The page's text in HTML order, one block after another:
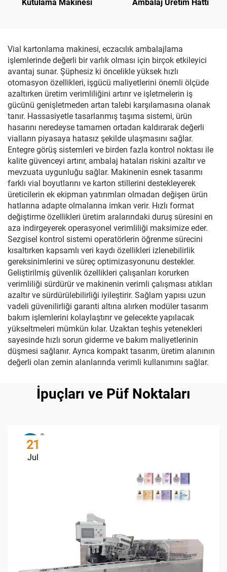
Kutulama Makinesi
Ambalaj Üretim Hattı
Vial kartonlama makinesi, eczacılık ambalajlama
işlemlerinde değerli bir varlık olması için birçok etkileyici
avantaj sunar. Şüphesiz ki öncelikle yüksek hızlı
otomasyon özellikleri, işgücü maliyetlerini önemli ölçüde
azaltırken üretim verimliliğini artırır ve işletmelerin iş
gücünü genişletmeden artan talebi karşılamasına olanak
tanır. Hassasiyetle tasarlanmış taşıma sistemi, ürün
hasarını neredeyse tamamen ortadan kaldırarak değerli
vialların piyasaya hatasız şekilde ulaşmasını sağlar.
Entegre görüş sistemleri ve birden fazla kontrol noktası ile
kalite güvenceyi artırır, ambalaj hataları riskini azaltır ve
mevzuata uygunluğu sağlar. Makinenin esnek tasarımı
farklı vial boyutlarını ve karton stillerini destekleyerek
üreticilerin ek ekipman yatırımları olmadan değişen ürün
hatlarına adapte olmalarına imkan verir. Hızlı format
değiştirme özellikleri üretim aralarındaki duruş süresini en
aza indirgeyerek operasyonel verimliliği maksimize eder.
Sezgisel kontrol sistemi operatörlerin öğrenme sürecini
kısaltırken kapsamlı veri kaydı özellikleri izlenebilirlik
gereksinimlerini ve süreç optimizasyonunu destekler.
Geliştirilmiş güvenlik özellikleri çalışanları korurken
verimliliği sürdürür ve makinenin verimli çalışması atıkları
azaltır ve sürdürülebilirliği iyileştirir. Sağlam yapısı uzun
vadeli güvenilirliği garanti altına alırken modüler tasarım
bakım işlemlerini kolaylaştırır ve gelecekte yapılacak
yükseltmeleri mümkün kılar. Uzaktan teşhis yetenekleri
sayesinde hızlı sorun giderme ve bakım maliyetlerinin
düşmesi sağlanır. Ayrıca kompakt tasarım, üretim alanının
değerli olan zemin alanlarında verimli kullanımını sağlar.
İpuçları ve Püf Noktaları
21
Jul